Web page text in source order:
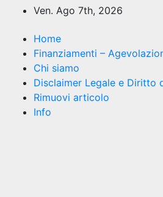
contenuto
Ven. Ago 7th, 2026
Home
Finanziamenti –
Chi siamo
Disclaimer Legale e Diritto
Rimuovi articolo
Info